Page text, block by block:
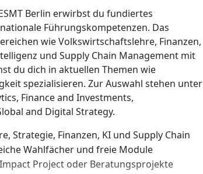
für internationale Zusammenhänge,
komplexer Problemstellungen
und Teamfähigkeit sind zentral, da
ausgerichtet ist. Von Vorteil sind
an nachhaltigem Wirtschaften und der
in Führungsrollen.
Berlin erwirbst du fundiertes
Führungskompetenzen. Das
wie Volkswirtschaftslehre, Finanzen,
und Supply Chain Management mit
du dich in aktuellen Themen wie
spezialisieren. Zur Auswahl stehen unter
Finance and Investments,
and Digital Strategy.
Strategie, Finanzen, KI und Supply Chain
Wahlfächer und freie Module
Project oder Beratungsprojekte